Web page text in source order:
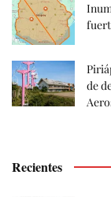
de
Recientes